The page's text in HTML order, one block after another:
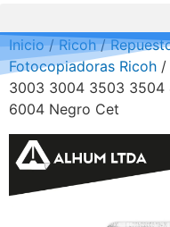
Inicio/Ricoh/
Fotocopiadoras Ricoh /
3003 3004 3503
6004 Negro Cet